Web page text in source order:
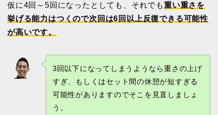
仮に4回～5回になったとしても、それでも重い重さを
挙げる能力はつくので次回は6回以上反復できる可能性
が高いです。
3回以下になってしまうようなら重さの上げ
すぎ、もしくはセット間の休憩が短すぎる
可能性がありますのでそこを見直しましょ
う。